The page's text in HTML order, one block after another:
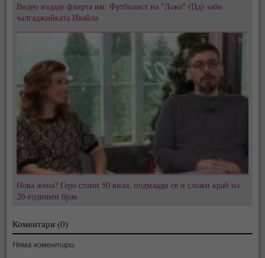
Видео издаде флирта им: Футболист на "Локо" (Пд) заби
чалгаджийката Ивайла
Нова жена? Геро стопи 50 кила, подмлади се и сложи край на
20-годишен брак
Коментари (0)
Няма коментари.